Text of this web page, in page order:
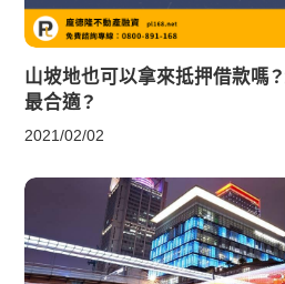
山坡地也可以拿來抵押借款嗎
最合適？
2021/02/02